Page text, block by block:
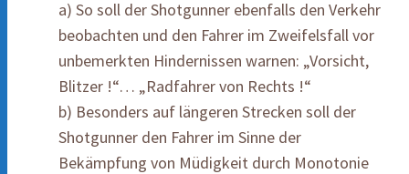
a) So soll der Shotgunner ebenfalls den Verkehr
beobachten und den Fahrer im Zweifelsfall vor
unbemerkten Hindernissen warnen: „Vorsicht,
Blitzer !“… „Radfahrer von Rechts !“
b) Besonders auf längeren Strecken soll der
Shotgunner den Fahrer im Sinne der
Bekämpfung von Müdigkeit durch Monotonie